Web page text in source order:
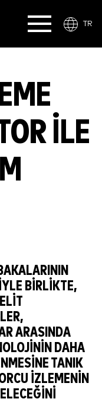
TR
ILE
BIRLIKTE,
ARASINDA
DAHA
TANIK
IZLEMENIN